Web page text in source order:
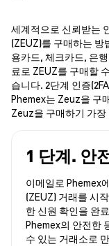
세계적으로 신뢰받는
(ZEUZ)를 구매하는 방
용카드, 체크카드, 은
료로 ZEUZ를 구매할
습니다. 2단계 인증
Phemex는 Zeuz을 구
Zeuz을 구매하기 가
1 단계. 안
이메일로 Phemex
(ZEUZ) 거래를 시
한 신원 확인을 완
Phemex의 안전한
수 있는 거래소로